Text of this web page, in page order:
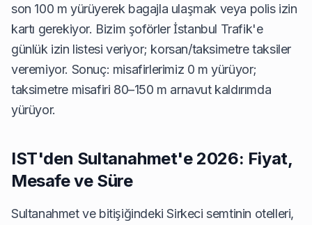
son 100 m yürüyerek bagajla ulaşmak veya polis izin
kartı gerekiyor. Bizim şoförler İstanbul Trafik'e
günlük izin listesi veriyor; korsan/taksimetre taksiler
veremiyor. Sonuç: misafirlerimiz 0 m yürüyor;
taksimetre misafiri 80–150 m arnavut kaldırımda
yürüyor.
IST'den Sultanahmet'e 2026: Fiyat,
Mesafe ve Süre
Sultanahmet ve bitişiğindeki Sirkeci semtinin otelleri,